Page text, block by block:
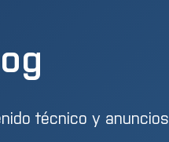
técnico y anuncios